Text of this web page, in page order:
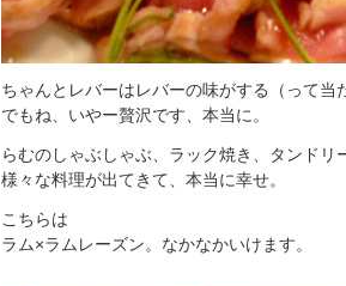
ちゃんとレバーはレバーの味がする（って当
でもね、いやー贅沢です、本当に。
らむのしゃぶしゃぶ、ラック焼き、タンドリ
様々な料理が出てきて、本当に幸せ。
こちらは
ラム×ラムレーズン。なかなかいけます。